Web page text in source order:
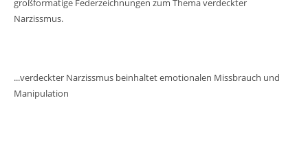
großformatige Federzeichnungen zum Thema verdeckter
Narzissmus.
...verdeckter Narzissmus beinhaltet emotionalen Missbrauch und
Manipulation